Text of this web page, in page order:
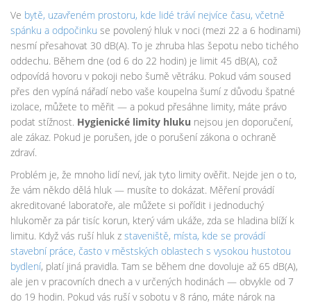
Ve bytě, uzavřeném prostoru, kde lidé tráví nejvíce času, včetně
spánku a odpočinku se povolený hluk v noci (mezi 22 a 6 hodinami)
nesmí přesahovat 30 dB(A). To je zhruba hlas šepotu nebo tichého
oddechu. Během dne (od 6 do 22 hodin) je limit 45 dB(A), což
odpovídá hovoru v pokoji nebo šumě větráku. Pokud vám soused
přes den vypíná nářadí nebo vaše koupelna šumí z důvodu špatné
izolace, můžete to měřit — a pokud přesáhne limity, máte právo
podat stížnost. Hygienické limity hluku nejsou jen doporučení,
ale zákaz. Pokud je porušen, jde o porušení zákona o ochraně
zdraví.
Problém je, že mnoho lidí neví, jak tyto limity ověřit. Nejde jen o to,
že vám někdo dělá hluk — musíte to dokázat. Měření provádí
akreditované laboratoře, ale můžete si pořídit i jednoduchý
hlukoměr za pár tisíc korun, který vám ukáže, zda se hladina blíží k
limitu. Když vás ruší hluk z staveniště, místa, kde se provádí
stavební práce, často v městských oblastech s vysokou hustotou
bydlení, platí jiná pravidla. Tam se během dne dovoluje až 65 dB(A),
ale jen v pracovních dnech a v určených hodinách — obvykle od 7
do 19 hodin. Pokud vás ruší v sobotu v 8 ráno, máte nárok na